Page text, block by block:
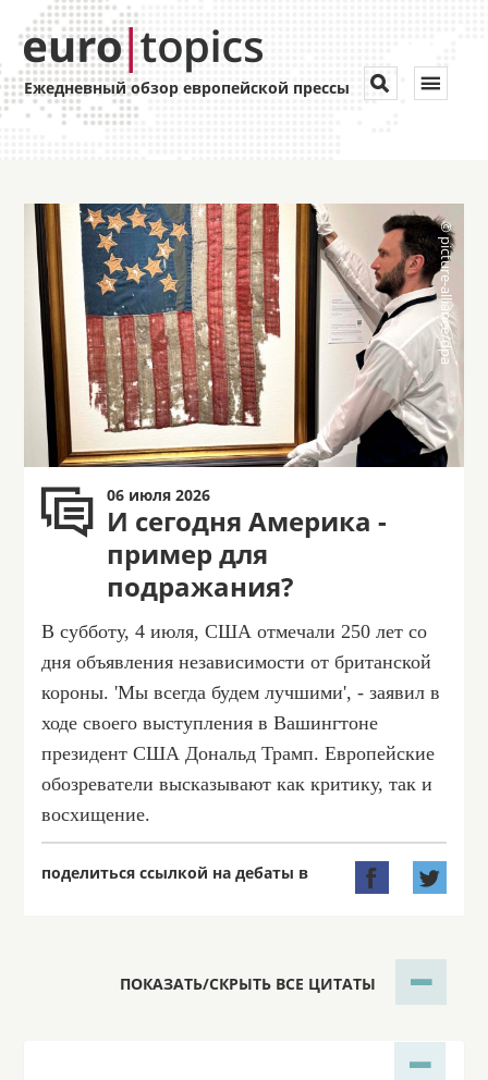
Ежедневный обзор европейской прессы Toggle


06 июля 2026
И сегодня Америка -
пример для
подражания?
В субботу, 4 июля, США отмечали 250 лет со
дня объявления независимости от британской
короны. 'Мы всегда будем лучшими', - заявил в
ходе своего выступления в Вашингтоне
президент США Дональд Трамп. Европейские
обозреватели высказывают как критику, так и
восхищение.
поделиться ссылкой на дебаты в  
ПОКАЗАТЬ/СКРЫТЬ ВСЕ ЦИТАТЫ